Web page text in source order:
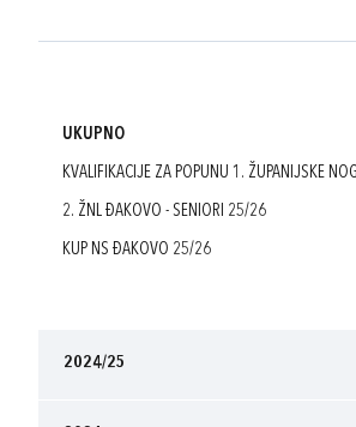
UKUPNO
KVALIFIKACIJE ZA POPUNU 1. ŽUPANIJSKE
2. ŽNL ĐAKOVO - SENIORI 25/26
KUP NS ĐAKOVO 25/26
2024/25